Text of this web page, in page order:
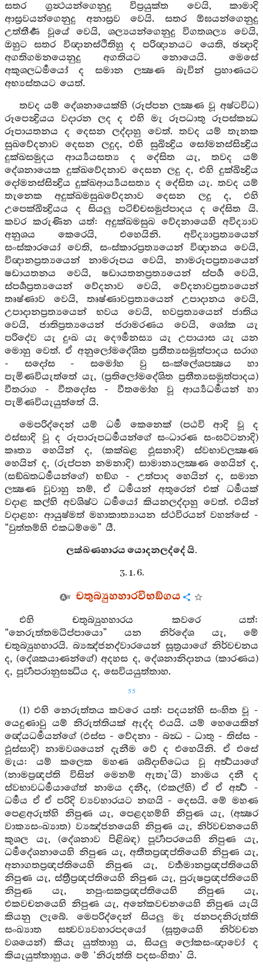
සතර ග්‍රන්‍ථයන්ගෙනුදු විප්‍රයුක්ත වෙයි, කාමාදි
ආස්‍රවයන්ගෙනුදු අනාස්‍රව වෙයි. සතර ඕඝයන්ගෙනුදු
උත්තීර්‍ණ වූයේ වෙයි, ශල්‍යයන්ගෙනුදු විගතශල්‍ය වෙයි,
ඔහුට සතර විඥානස්ථිතිහු ද පරිඥානයට යෙති, ඡන්‍දාදි
අගතිගමනයෙනුදු අගතියට නොයෙයි. මෙසේ
අකුශලධර්‍මයෝ ද සමාන ලක්‍ෂණ බැවින් ප්‍රහාණයට
අභ්‍යස්තයට යෙත්.
තවද යම් දේශනායෙක්හි (රූප්පන ලක්‍ෂණ වූ අෂ්ටවිධ)
රූපෙන්‍ද්‍රියය වදාරන ලද ද එහි මැ රූපධාතු රූපස්කන්‍ධ
රූපායතනය ද දෙසන ලද්දාහු වෙත්. තවද යම් තැනක
සුඛවේදනාව දෙසන ලදුද, එහි සුඛින්‍ද්‍රිය සෝමනස්සින්‍ද්‍රිය
දුක්ඛසමුදය ආර්‍ය්‍යයසත්‍ය ද දේසිත යැ, තවද යම්
දේශනායෙක දුක්ඛවේදනාව දෙසන ලදු ද, එහි දුක්ඛින්‍ද්‍රිය
දෝමනස්සින්‍ද්‍රිය දුක්ඛආර්‍ය්‍යයසත්‍ය ද දේසිත යැ. තවද යම්
තැනෙක අදුක්ඛමසුඛවේදනාව දෙසන ලදු ද, එහි
උපෙක්ඛින්‍ද්‍රියය ද සියලු පටිච්චසමුප්පාදය ද දේසිත යි.
කවර කරුණින යත්: අදුක්ඛමසුඛ වේදනායෙහි අවිද්‍යාව
අනුශය කෙරෙයි, එහෙයිනි. අවිද්‍යාප්‍රත්‍යයෙන්
සංස්කාරයෝ වෙති, සංස්කාරප්‍රත්‍යයෙන් විඥානය වෙයි,
විඥානප්‍රත්‍යයෙන් නාමරූපය වෙයි, නාමරූපප්‍රත්‍යයෙන්
ෂඩායතනය වෙයි, ෂඩායතනප්‍රත්‍යයෙන් ස්පර්‍ශ වෙයි,
ස්පර්‍ශප්‍රත්‍යයෙන් වේදනාව වෙයි, වේදනාවප්‍රත්‍යයෙන්
තෘෂ්ණාව වෙයි, තෘෂ්ණාවප්‍රත්‍යයෙන් උපාදානය වෙයි,
උපාදානප්‍රත්‍යයෙන් භවය වෙයි, භවප්‍රත්‍යයෙන් ජාතිය
වෙයි, ජාතිප්‍රත්‍යයෙන් ජරාමරණය වෙයි, ශෝක යැ
පරිදේව යැ දුඃඛ යැ දෞර්‍මනස්‍ය යැ උපායාස යැ යන
මොහු වෙත්. ඒ අනුලෝමදේශිත ප්‍රතීත්‍යසමුත්පාදය සරාග
- සදෝස - සමෝහ වු සංක්ලේශපක්‍ෂය හා
පැමිණවියැත්තේ යැ, (ප්‍රතිලෝමදේශිත ප්‍රතීත්‍යසමුත්පාදය)
වීතරාග - වීතදෝස - වීතමෝහ වූ ආර්‍ය්‍යධර්‍මයන් හා
පැමිණවියැයුත්තේ යි.
මෙපරිද්දෙන් යම් ධර්‍ම කෙනෙක් (පඨවි ආදි වූ ද
ඵස්සාදි වූ ද රූපාරූපධර්‍මයන්ගේ සංධාරණ සංඝට්ටනාදි)
කෘත්‍ය හෙයින් ද, (කක්ඛළ ඵූසනාදි) ස්වභාවලක්‍ෂණ
හෙයින් ද, (රුප්පන නමනාදි) සාමාන්‍යලක්‍ෂණ හෙයින් ද,
(සඞ්ඛතධර්‍මයන්ගේ) භඞ්ග - උත්පාද හෙයින් ද, සමාන
ලක්‍ෂණ වූවාහු නම්, ඒ ධර්‍මයන් අතුරෙන් එක් ධර්‍මයක්
වදාළ කල්හි අවශිෂ්ට ධර්‍මයෝ කියනලද්දාහු වෙත්. එයින්
වදාළහ: ආයුෂ්මත් මහාකාත්‍යායන ස්ථවිරයන් වහන්සේ -
“වුත්තම්හි එකධම්මෙ” යී.
ලක්ඛණහාරය යොදනලද්දේ යි.
3. 1. 6.
චතුබ්‍යුහහාරවිභඞ්ගය
එහි චතුබ්‍යුහහාරය කවරෙ යත්:
“නෙරුත්තමධිප්පායො” යන නිර්දේශ යැ, මේ
චතුබ්‍යුහහාරයි. බ්‍යඤ්ජනද්වාරයෙන් සූත්‍රයාගේ නිර්වචනය
ද, (දේශකයාණන්ගේ) අදහස ද, දේශනානිදානය (කාරණය)
ද, පූර්‍වාපරානුසන්‍ධිය ද, සෙවියයුත්තාහ.
55
(1) එහි නෙරුත්තය කවරෙ යත්: පදයන්හි සංහිත වූ -
යෙදුණාවු යම් නිරුත්තියක් ඇද්ද එයයි. යම් හෙයෙකින්
ඥේයධර්‍මයන්ගේ (ඵස්ස - වේදනා - බන්‍ධ - ධාතු - තිස්ස -
ඵූස්සාදි) නාමවශයෙන් දැනීම වේ ද එහෙයිනි. ඒ එසේ
මැය: යම් කලෙක මහණ ශබ්දාභිධෙය වූ අර්‍ත්‍ථයාගේ
(නාමප්‍රඥප්ති විසින් මෙනම් ඇතැ’යි) නාමය දනී ද
ස්වභාවධර්‍මයාගේත් නාමය දනීද, (එකල්හි) ඒ ඒ අර්‍ත්‍ථ -
ධර්‍මය ඒ ඒ පරිදි ව්‍යවහාරයට නඟයි - දෙසයි. මේ මහණ
පෙළඅරුත්හි නිපුණ යැ, පෙළදහම්හි නිපුණ යැ, (අක්‍ෂර
වාක්‍යසංඛ්‍යාත) ව්‍යඤ්ජනයෙහි නිපුණ යැ, නිර්වචනයෙහි
කුශල යැ, (දේශනාව පිළිබඳ) පූර්‍වාපරයෙහි නිපුණ යැ,
ධර්‍මදේශනායෙහි නිපුණ යැ, අතීතප්‍රඥප්තියෙහි නිපුණ යැ,
අනාගතප්‍රඥප්තියෙහි නිපුණ යැ, වර්‍තමානප්‍රඥප්තියෙහි
නිපුණ යැ, ස්ත්‍රීප්‍රඥප්තියෙහි නිපුණ යැ, පුරුෂප්‍රඥප්තියෙහි
නිපුණ යැ, නපුංසකප්‍රඥප්තියෙහි නිපුණ යැ,
එකවචනයෙහි නිපුණ යැ, අනේකවචනයෙහි නිපුණ යැයි
කියනු ලැබේ. මෙපරිද්දෙන් සියලු මැ ජනපදනිරුත්ති
සංඛ්‍යාත සත්‍වව්‍යවහාරපදයෝ (සූත්‍රයෙහි නිර්වචන
වශයෙන්) කියැ යුත්තාහු ය, සියලු ලෝකසංඥාවෝ ද
කියැයුත්තාහුය. මේ ‘නිරුත්ති පදසංහිතා’ යි.